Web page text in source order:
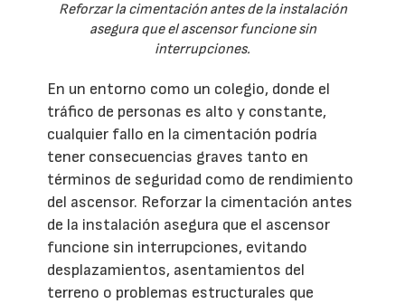
Reforzar la cimentación antes de la instalación
asegura que el ascensor funcione sin
interrupciones.
En un entorno como un colegio, donde el
tráfico de personas es alto y constante,
cualquier fallo en la cimentación podría
tener consecuencias graves tanto en
términos de seguridad como de rendimiento
del ascensor. Reforzar la cimentación antes
de la instalación asegura que el ascensor
funcione sin interrupciones, evitando
desplazamientos, asentamientos del
terreno o problemas estructurales que